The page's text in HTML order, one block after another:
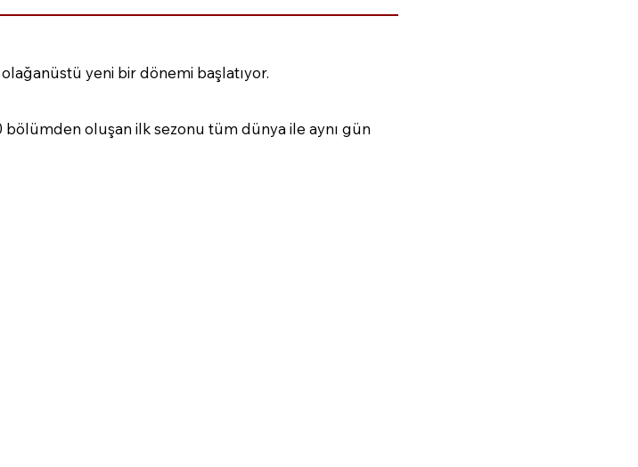
yeni bir dönemi başlatıyor.
bölümden oluşan ilk sezonu tüm dünya ile aynı gün